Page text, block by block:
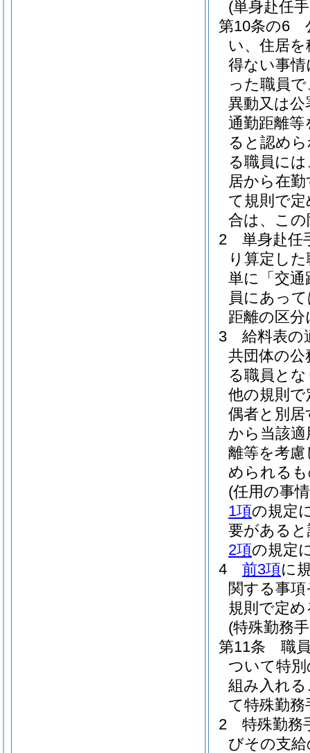
(単身赴任
第10条の6
い、住居
得ない事
った職員
異動又は
通勤距離
ると認め
る職員に
居から在
て規則で
合は、こ
2
単身赴任
り算定し
単に「交
員にあっ
距離の区
3
給料表の
共団体の
る職員と
他の規則
偶者と別
から当該
離等を考
められる
(任用の事
1項の規定
要がある
2項の規定
4
前3項に
関する事
規則で定め
(特殊勤務
第11条
職
ついて特
組み入れ
て特殊勤
2
特殊勤務
びその支